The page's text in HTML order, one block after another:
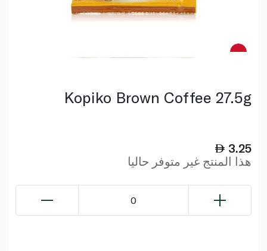
Kopiko Brown Coffee 27.5g
3.25
هذا المنتج غير متوفر حاليا
0